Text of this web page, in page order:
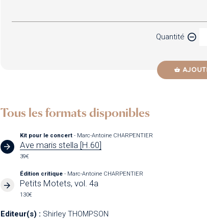
Quantité
Tous les formats disponibles
Kit pour le concert- Marc-Antoine CHARPENTIER
Ave maris stella [H.60]
39€
Édition critique- Marc-Antoine CHARPENTIER
Petits Motets, vol. 4a
130€
Editeur(s) : Shirley THOMPSON